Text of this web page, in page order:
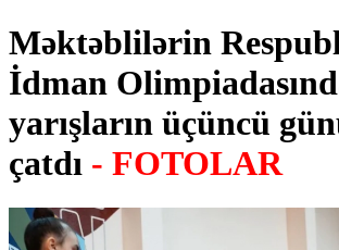
Məktəblilərin
İdman
yarışların üçüncü
çatdı - FOTOLAR